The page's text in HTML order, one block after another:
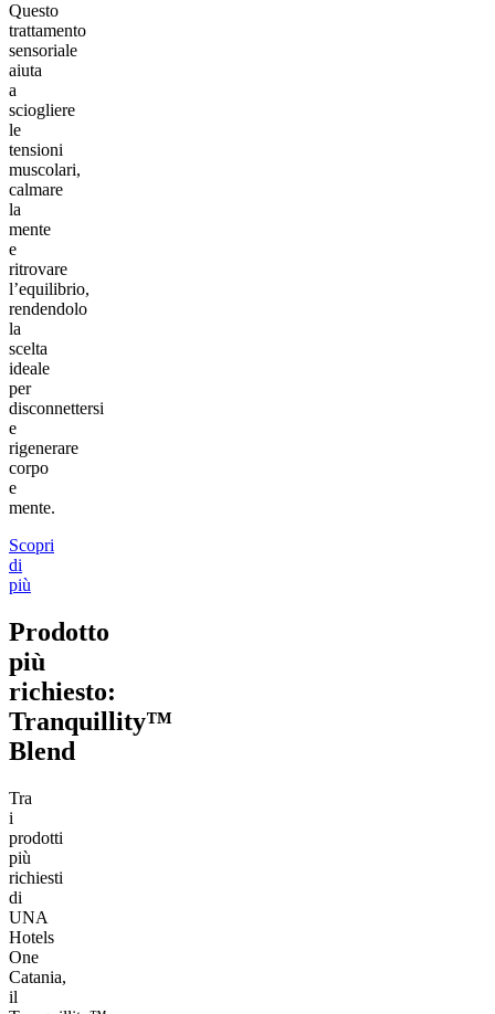
Questo
trattamento
sensoriale
aiuta
a
sciogliere
le
tensioni
muscolari,
calmare
la
mente
e
ritrovare
l’equilibrio,
rendendolo
la
scelta
ideale
per
disconnettersi
e
rigenerare
corpo
e
mente.
Scopri
di
più
Prodotto
più
richiesto:
Tranquillity™
Blend
Tra
i
prodotti
più
richiesti
di
UNA
Hotels
One
Catania,
il